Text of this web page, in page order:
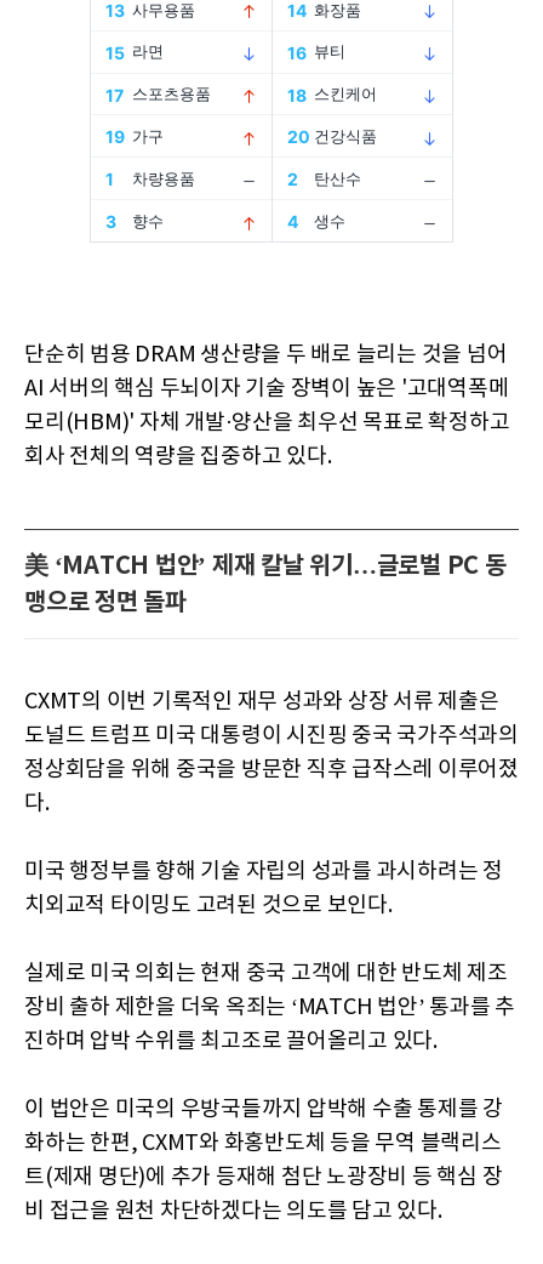
단순히 범용 DRAM 생산량을 두 배로 늘리는 것을 넘어
AI 서버의 핵심 두뇌이자 기술 장벽이 높은 '고대역폭메
모리(HBM)' 자체 개발·양산을 최우선 목표로 확정하고
회사 전체의 역량을 집중하고 있다.
美 ‘MATCH 법안’ 제재 칼날 위기…글로벌 PC 동
맹으로 정면 돌파
CXMT의 이번 기록적인 재무 성과와 상장 서류 제출은
도널드 트럼프 미국 대통령이 시진핑 중국 국가주석과의
정상회담을 위해 중국을 방문한 직후 급작스레 이루어졌
다.
미국 행정부를 향해 기술 자립의 성과를 과시하려는 정
치외교적 타이밍도 고려된 것으로 보인다.
실제로 미국 의회는 현재 중국 고객에 대한 반도체 제조
장비 출하 제한을 더욱 옥죄는 ‘MATCH 법안’ 통과를 추
진하며 압박 수위를 최고조로 끌어올리고 있다.
이 법안은 미국의 우방국들까지 압박해 수출 통제를 강
화하는 한편, CXMT와 화홍반도체 등을 무역 블랙리스
트(제재 명단)에 추가 등재해 첨단 노광장비 등 핵심 장
비 접근을 원천 차단하겠다는 의도를 담고 있다.